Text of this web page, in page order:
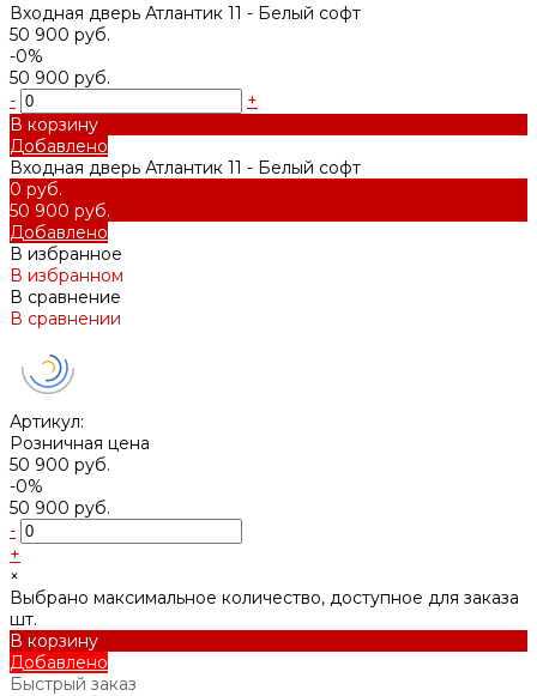
Входная дверь Атлантик 11 - Белый софт
50 900 руб.
-0%
50 900 руб.
-
+
В корзину
Добавлено
Входная дверь Атлантик 11 - Белый софт
0 руб.
50 900 руб.
Добавлено
В избранное
В избранном
В сравнение
В сравнении
Артикул:
Розничная цена
50 900 руб.
-0%
50 900 руб.
-
+
×
Выбрано максимальное количество, доступное для заказа
шт.
В корзину
Добавлено
Быстрый заказ